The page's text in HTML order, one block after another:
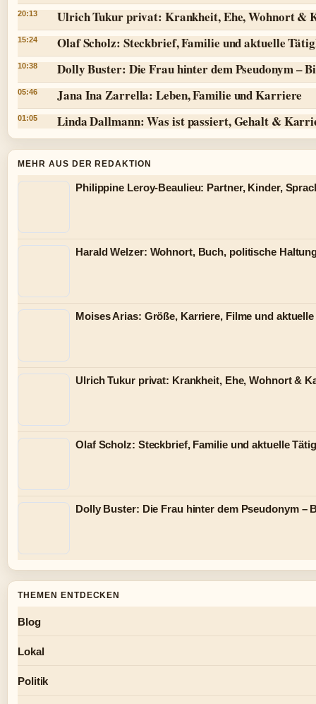
20:13 Ulrich Tukur privat: Krankheit, Ehe, Wohnort &
15:24 Olaf Scholz: Steckbrief, Familie und aktuelle
10:38 Dolly Buster: Die Frau hinter dem Pseudonym –
05:46 Jana Ina Zarrella: Leben, Familie und Karriere
01:05 Linda Dallmann: Was ist passiert, Gehalt &
MEHR AUS DER REDAKTION
Philippine Leroy-Beaulieu: Partner, Kinder,
Harald Welzer: Wohnort, Buch, politische
Moises Arias: Größe, Karriere, Filme und
Ulrich Tukur privat: Krankheit, Ehe, Wohnort &
Olaf Scholz: Steckbrief, Familie und aktuelle
Dolly Buster: Die Frau hinter dem Pseudonym –
THEMEN ENTDECKEN
Blog
Lokal
Politik